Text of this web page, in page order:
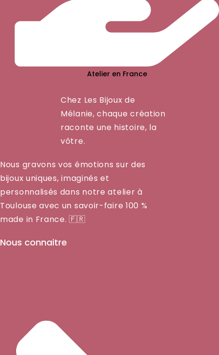
Atelier en France
Chez Les Bijoux de
Mélanie, chaque création
raconte une histoire, la
vôtre.
Nous gravons vos émotions sur des
bijoux uniques, imaginés et
personnalisés dans notre atelier à
Toulouse avec un savoir-faire 100 %
made in France. 🇫🇷
Nous connaitre